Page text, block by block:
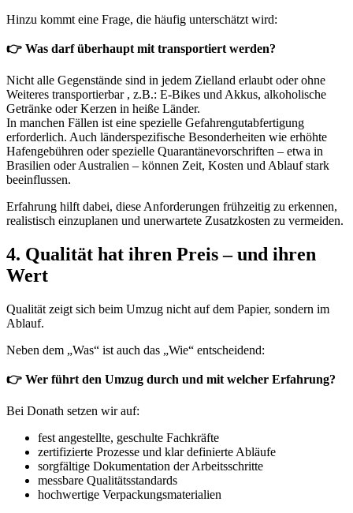
Hinzu kommt eine Frage, die häufig unterschätzt wird:
👉 Was darf überhaupt mit transportiert werden?
Nicht alle Gegenstände sind in jedem Zielland erlaubt oder ohne
Weiteres transportierbar , z.B.: E-Bikes und Akkus, alkoholische
Getränke oder Kerzen in heiße Länder.
In manchen Fällen ist eine spezielle Gefahrengutabfertigung
erforderlich. Auch länderspezifische Besonderheiten wie erhöhte
Hafengebühren oder spezielle Quarantänevorschriften – etwa in
Brasilien oder Australien – können Zeit, Kosten und Ablauf stark
beeinflussen.
Erfahrung hilft dabei, diese Anforderungen frühzeitig zu erkennen,
realistisch einzuplanen und unerwartete Zusatzkosten zu vermeiden.
4. Qualität hat ihren Preis – und ihren
Wert
Qualität zeigt sich beim Umzug nicht auf dem Papier, sondern im
Ablauf.
Neben dem „Was“ ist auch das „Wie“ entscheidend:
👉 Wer führt den Umzug durch und mit welcher Erfahrung?
Bei Donath setzen wir auf:
fest angestellte, geschulte Fachkräfte
zertifizierte Prozesse und klar definierte Abläufe
sorgfältige Dokumentation der Arbeitsschritte
messbare Qualitätsstandards
hochwertige Verpackungsmaterialien